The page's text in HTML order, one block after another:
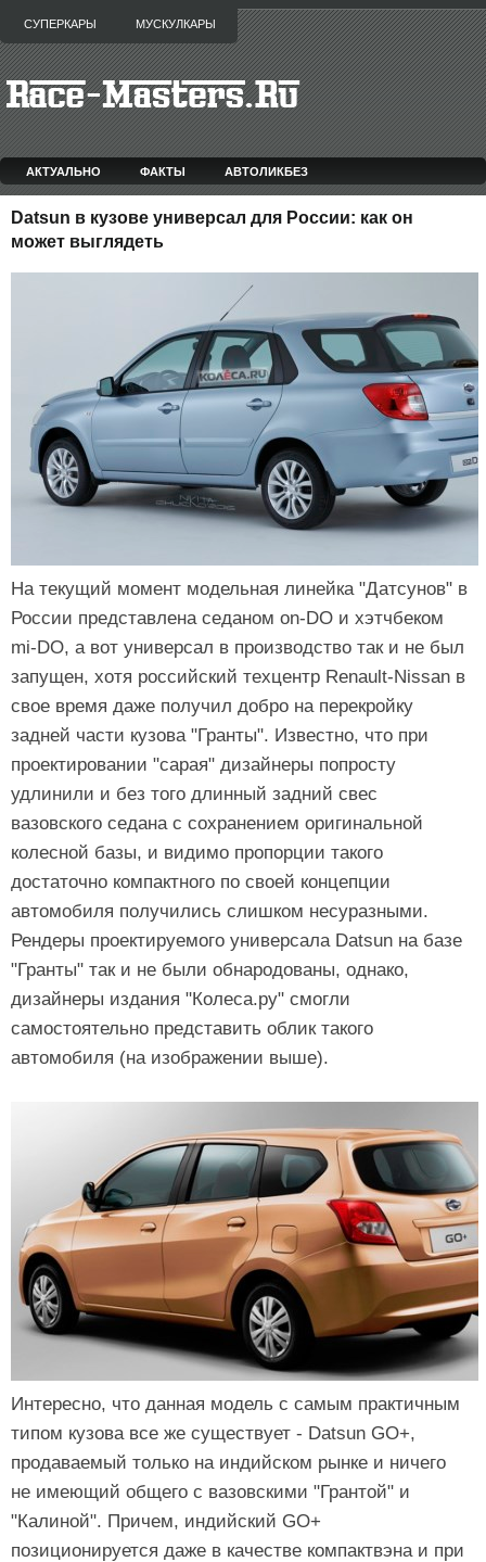
СУПЕРКАРЫ МУСКУЛКАРЫ
АКТУАЛЬНО ФАКТЫ АВТОЛИКБЕЗ
Datsun в кузове универсал для России: как он
может выглядеть
На текущий момент модельная линейка "Датсунов" в
России представлена седаном on-DO и хэтчбеком
mi-DO, а вот универсал в производство так и не был
запущен, хотя российский техцентр Renault-Nissan в
свое время даже получил добро на перекройку
задней части кузова "Гранты". Известно, что при
проектировании "сарая" дизайнеры попросту
удлинили и без того длинный задний свес
вазовского седана с сохранением оригинальной
колесной базы, и видимо пропорции такого
достаточно компактного по своей концепции
автомобиля получились слишком несуразными.
Рендеры проектируемого универсала Datsun на базе
"Гранты" так и не были обнародованы, однако,
дизайнеры издания "Колеса.ру" смогли
самостоятельно представить облик такого
автомобиля (на изображении выше).
Интересно, что данная модель с самым практичным
типом кузова все же существует - Datsun GO+,
продаваемый только на индийском рынке и ничего
не имеющий общего с вазовскими "Грантой" и
"Калиной". Причем, индийский GO+
позиционируется даже в качестве компактвэна и при